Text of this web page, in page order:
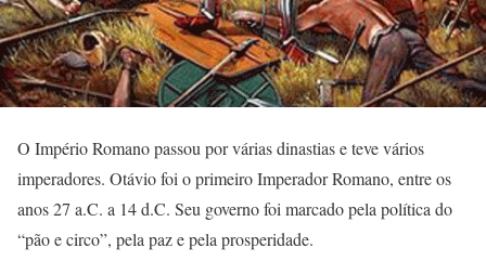
O Império Romano passou por várias dinastias e teve vários
imperadores. Otávio foi o primeiro Imperador Romano, entre os
anos 27 a.C. a 14 d.C. Seu governo foi marcado pela política do
“pão e circo”, pela paz e pela prosperidade.